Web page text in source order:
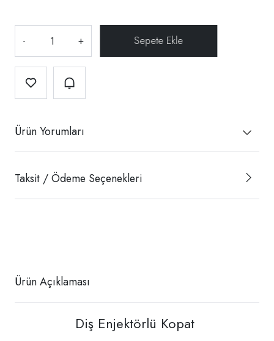
- +
Ürün Yorumları
Taksit / Ödeme Seçenekleri
Ürün Açıklaması
Diş Enjektörlü Kopat